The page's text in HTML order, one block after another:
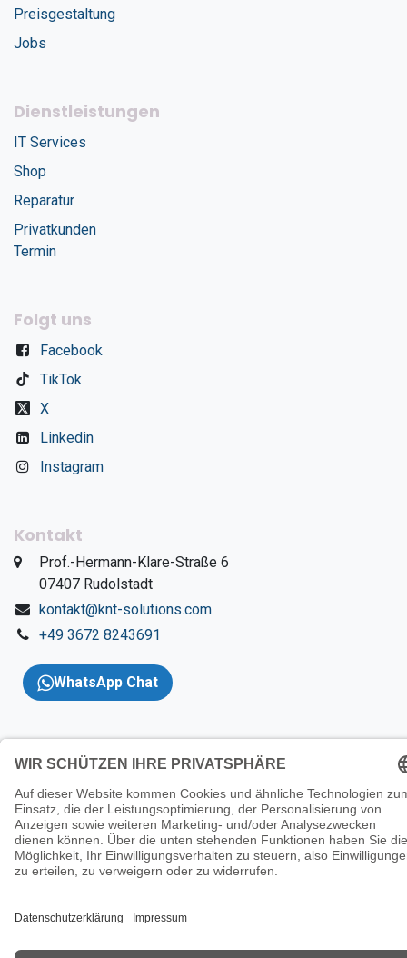
Preisgestaltung
Jobs
Dienstleistungen
IT Services
Shop
Reparatur
Privatkunden
Termin
Folgt uns
Facebook
TikTok
X
Linkedin
Instagram
Kontakt
​Prof.-Hermann-Klare-Straße 6
​07407 Rudolstadt
kontakt@knt-solutions.com
+49 3672 8243691
WhatsApp Chat
Copyright 2026 © KNT
Solutions |Impressum|AGBs|Datenschutzerklärung |